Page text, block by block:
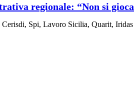
regionale: “Non si
Spi, Lavoro Sicilia, Quarit,